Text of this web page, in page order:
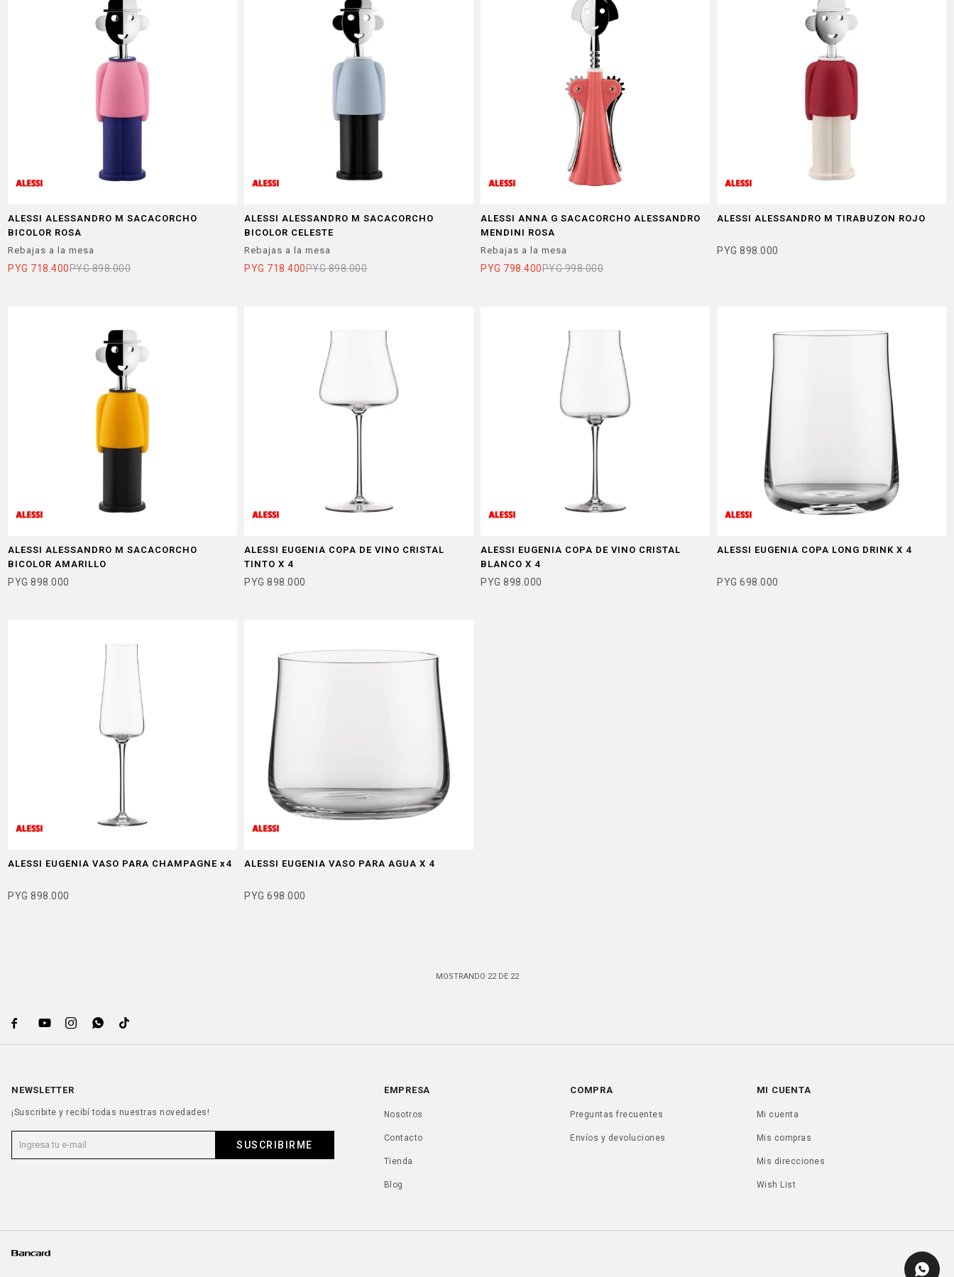
ALESSI ALESSANDRO M SACACORCHO
BICOLOR ROSA
Rebajas a la mesa
PYG 718.400PYG 898.000
ALESSI ALESSANDRO M SACACORCHO
BICOLOR CELESTE
Rebajas a la mesa
PYG 718.400PYG 898.000
ALESSI ANNA G SACACORCHO ALESSANDRO
MENDINI ROSA
Rebajas a la mesa
PYG 798.400PYG 998.000
ALESSI ALESSANDRO M TIRABUZON ROJO
PYG 898.000
ALESSI ALESSANDRO M SACACORCHO
BICOLOR AMARILLO
PYG 898.000
ALESSI EUGENIA COPA DE VINO CRISTAL
TINTO X 4
PYG 898.000
ALESSI EUGENIA COPA DE VINO CRISTAL
BLANCO X 4
PYG 898.000
ALESSI EUGENIA COPA LONG DRINK X 4
PYG 698.000
ALESSI EUGENIA VASO PARA CHAMPAGNE x4
PYG 898.000
ALESSI EUGENIA VASO PARA AGUA X 4
PYG 698.000
MOSTRANDO 22DE 22
    
EMPRESA
Nosotros
Contacto
Tienda
Blog
COMPRA
Preguntas frecuentes
Envíos y devoluciones
MI CUENTA
Mi cuenta
Mis compras
Mis direcciones
Wish List
NEWSLETTER
¡Suscribite y recibí todas nuestras novedades!
SUSCRIBIRME